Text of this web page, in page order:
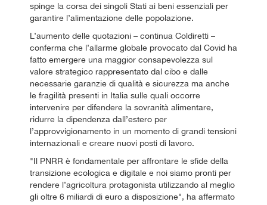
spinge la corsa dei singoli Stati ai beni essenziali per
garantire l’alimentazione delle popolazione.
L’aumento delle quotazioni – continua Coldiretti –
conferma che l’allarme globale provocato dal Covid ha
fatto emergere una maggior consapevolezza sul
valore strategico rappresentato dal cibo e dalle
necessarie garanzie di qualità e sicurezza ma anche
le fragilità presenti in Italia sulle quali occorre
intervenire per difendere la sovranità alimentare,
ridurre la dipendenza dall’estero per
l’approvvigionamento in un momento di grandi tensioni
internazionali e creare nuovi posti di lavoro.
"Il PNRR è fondamentale per affrontare le sfide della
transizione ecologica e digitale e noi siamo pronti per
rendere l’agricoltura protagonista utilizzando al meglio
gli oltre 6 miliardi di euro a disposizione", ha affermato